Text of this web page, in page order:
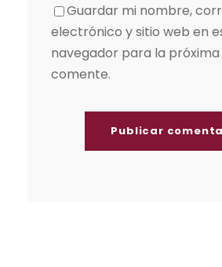
Guardar mi nombre,
electrónico y sitio web en
navegador para la próxima
comente.